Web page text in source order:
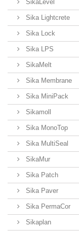
SikaLevel
Sika Lightcrete
Sika Lock
Sika LPS
SikaMelt
Sika Membrane
Sika MiniPack
Sikamoll
Sika MonoTop
Sika MultiSeal
SikaMur
Sika Patch
Sika Paver
Sika PermaCor
Sikaplan